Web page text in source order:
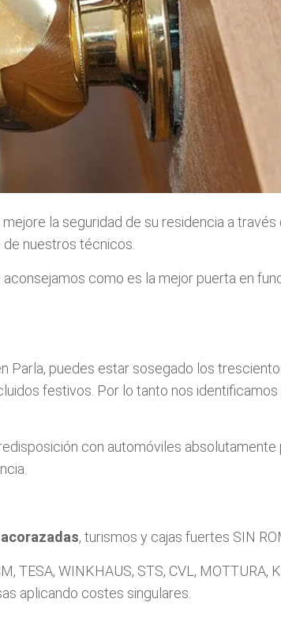
la seguridad de su residencia a
nuestros técnicos.
como es la mejor puerta en
Parla, puedes estar sosegado los
festivos. Por lo tanto nos
con automóviles
, turismos y cajas fuertes SIN
TESA, WINKHAUS, STS, CVL,
aplicando costes singulares.